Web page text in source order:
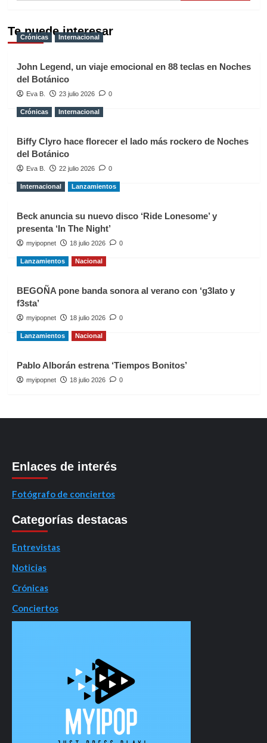
Te puede interesar
Crónicas Internacional
John Legend, un viaje emocional en 88 teclas en Noches
del Botánico
Eva B. 23 julio 2026 0
Crónicas Internacional
Biffy Clyro hace florecer el lado más rockero de Noches
del Botánico
Eva B. 22 julio 2026 0
Internacional Lanzamientos
Beck anuncia su nuevo disco ‘Ride Lonesome’ y
presenta ‘In The Night’
myipopnet 18 julio 2026 0
Lanzamientos Nacional
BEGOÑA pone banda sonora al verano con ‘g3lato y
f3sta’
myipopnet 18 julio 2026 0
Lanzamientos Nacional
Pablo Alborán estrena ‘Tiempos Bonitos’
myipopnet 18 julio 2026 0
Enlaces de interés
Fotógrafo de conciertos
Categorías destacas
Entrevistas
Noticias
Crónicas
Conciertos